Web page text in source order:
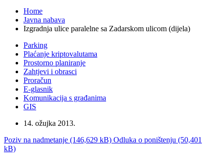
Home
Javna nabava
Izgradnja ulice paralelne sa Zadarskom ulicom (dijela)
Parking
Plaćanje kriptovalutama
Prostorno planiranje
Zahtjevi i obrasci
Proračun
E-glasnik
Komunikacija s građanima
GIS
14. ožujka 2013.
Poziv na nadmetanje (146,629 kB) Odluka o poništenju (50,401
kB)